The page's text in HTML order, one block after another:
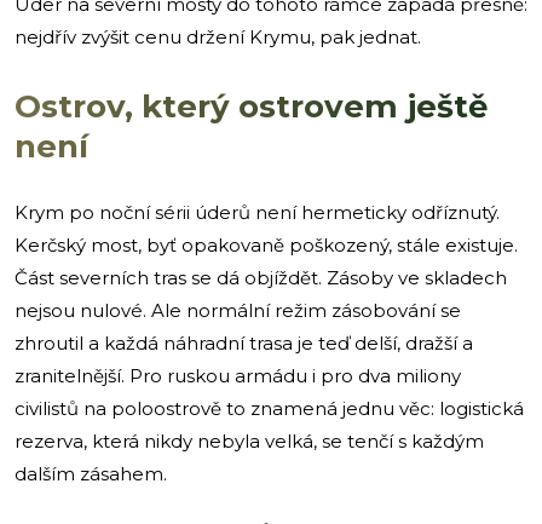
nejdřív zvýšit cenu držení Krymu, pak jednat.
Ostrov, který ostrovem ještě
není
Krym po noční sérii úderů není hermeticky odříznutý.
Kerčský most, byť opakovaně poškozený, stále existuje.
Část severních tras se dá objíždět. Zásoby ve skladech
nejsou nulové. Ale normální režim zásobování se
zhroutil a každá náhradní trasa je teď delší, dražší a
zranitelnější. Pro ruskou armádu i pro dva miliony
civilistů na poloostrově to znamená jednu věc: logistická
rezerva, která nikdy nebyla velká, se tenčí s každým
dalším zásahem.